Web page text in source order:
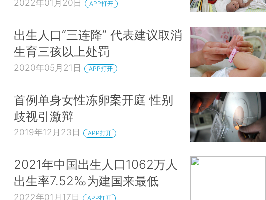
2022年01月20日 APP打开
出生人口“三连降” 代表建议取消
生育三孩以上处罚
2020年05月21日 APP打开
首例单身女性冻卵案开庭 性别
歧视引激辩
2019年12月23日 APP打开
2021年中国出生人口1062万人
出生率7.52‰为建国来最低
2022年01月17日 APP打开